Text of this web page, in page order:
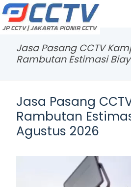
Jasa Pasang CCTV
Rambutan Estimasi
Jasa Pasang
Rambutan
Agustus 2026